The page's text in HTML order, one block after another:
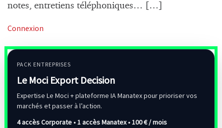
notes, entretiens téléphoniques… […]
Connexion
PACK ENTREPRISES
Le Moci Export Decision
Expertise Le Moci + plateforme IA Manatex pour prioriser vos
marchés et passer à l’action.
4 accès Corporate • 1 accès Manatex •100 € / mois